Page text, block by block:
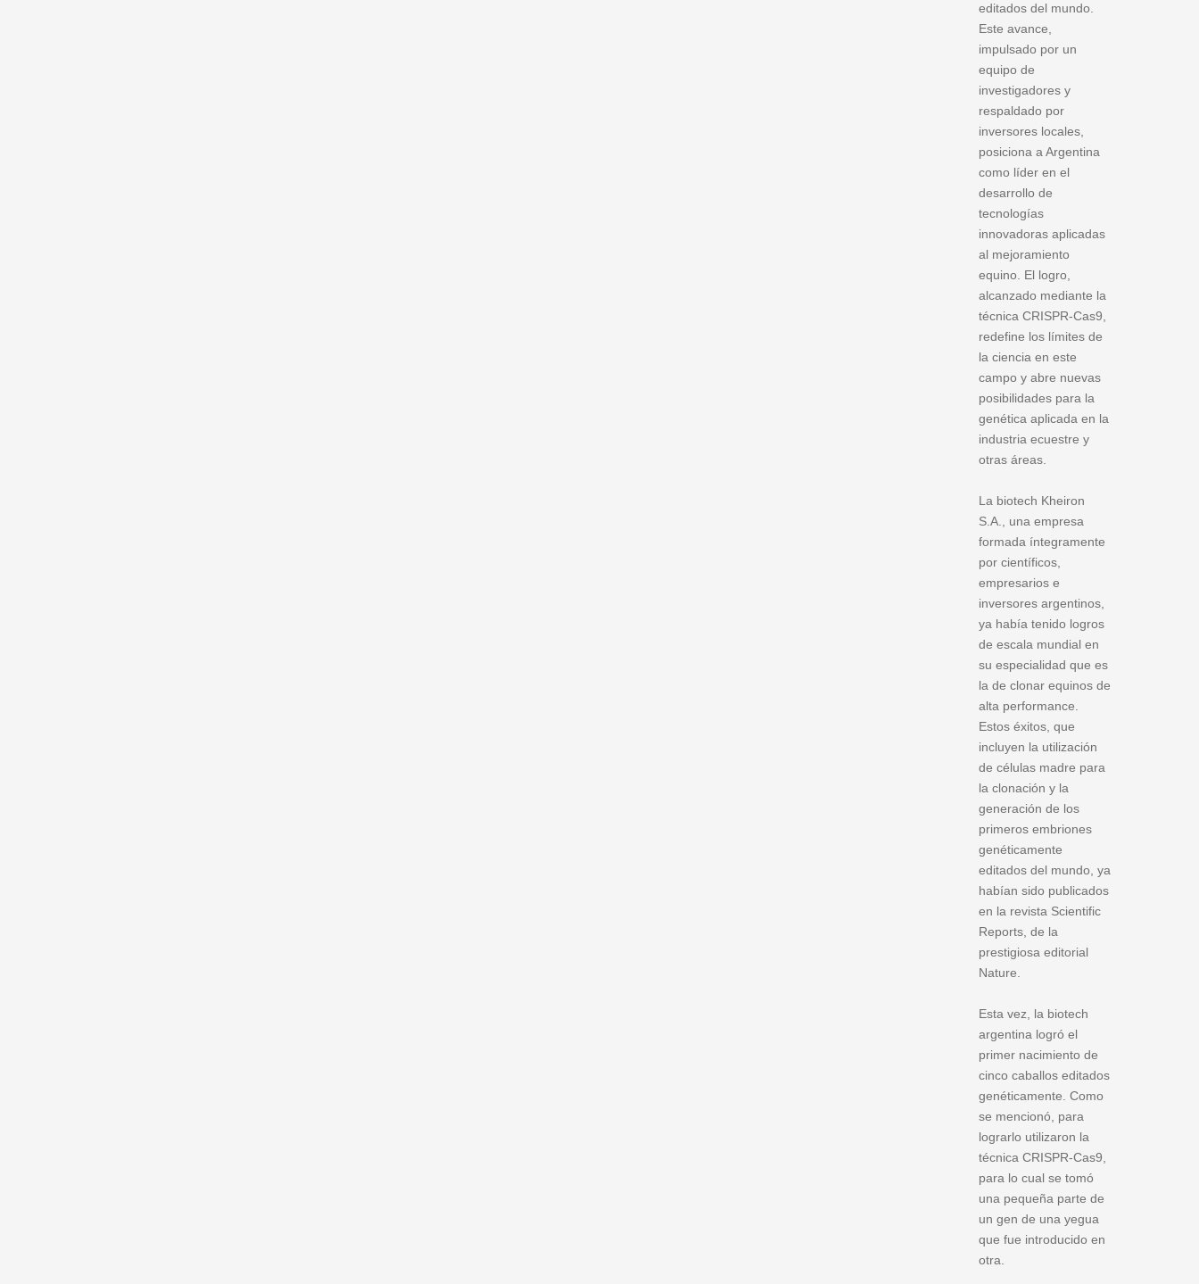
editados del mundo.
Este avance,
impulsado por un
equipo de
investigadores y
respaldado por
inversores locales,
posiciona a Argentina
como líder en el
desarrollo de
tecnologías
innovadoras aplicadas
al mejoramiento
equino. El logro,
alcanzado mediante la
técnica CRISPR-Cas9,
redefine los límites de
la ciencia en este
campo y abre nuevas
posibilidades para la
genética aplicada en la
industria ecuestre y
otras áreas.
La biotech Kheiron
S.A., una empresa
formada íntegramente
por científicos,
empresarios e
inversores argentinos,
ya había tenido logros
de escala mundial en
su especialidad que es
la de clonar equinos de
alta performance.
Estos éxitos, que
incluyen la utilización
de células madre para
la clonación y la
generación de los
primeros embriones
genéticamente
editados del mundo, ya
habían sido publicados
en la revista Scientific
Reports, de la
prestigiosa editorial
Nature.
Esta vez, la biotech
argentina logró el
primer nacimiento de
cinco caballos editados
genéticamente. Como
se mencionó, para
lograrlo utilizaron la
técnica CRISPR-Cas9,
para lo cual se tomó
una pequeña parte de
un gen de una yegua
que fue introducido en
otra.